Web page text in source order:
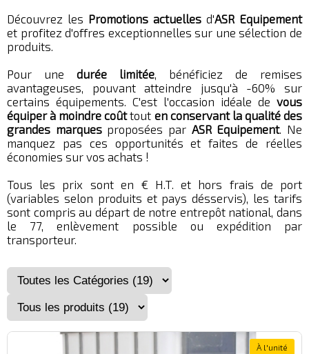
Découvrez les Promotions actuelles d'ASR Equipement
et profitez d'offres exceptionnelles sur une sélection de
produits.
Pour une durée limitée, bénéficiez de remises
avantageuses, pouvant atteindre jusqu'à -60% sur
certains équipements. C'est l'occasion idéale de vous
équiper à moindre coûttout en conservant la qualité des
grandes marquesproposées par ASR Equipement. Ne
manquez pas ces opportunités et faites de réelles
économies sur vos achats !
Tous les prix sont en € H.T. et hors frais de port
(variables selon produits et pays désservis), les tarifs
sont compris au départ de notre entrepôt national, dans
le 77, enlèvement possible ou expédition par
transporteur.
À l'unité